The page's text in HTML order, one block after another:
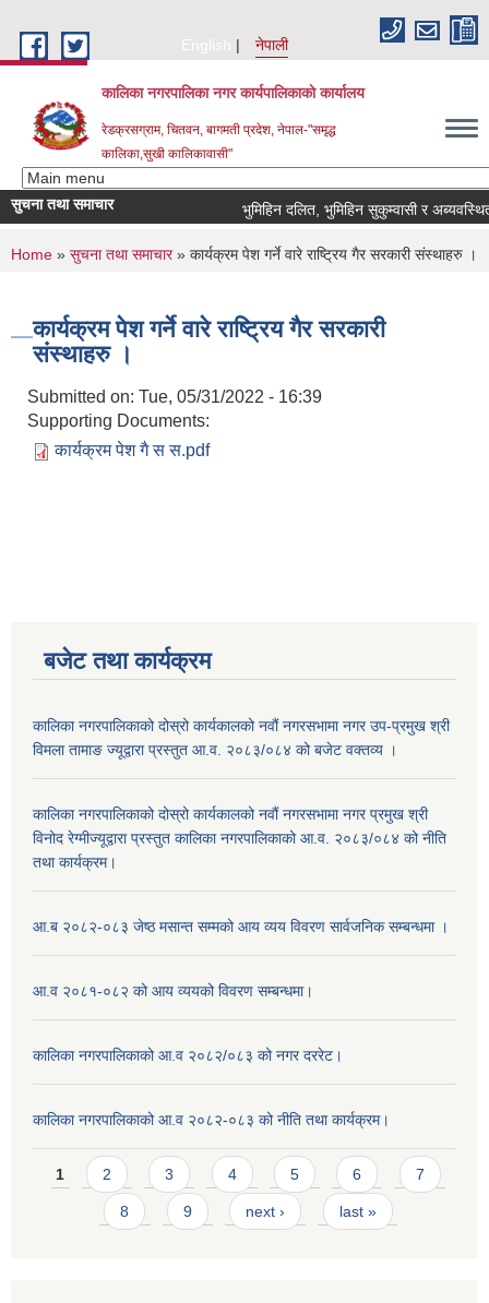
English
नेपाली
कालिका नगरपालिका नगर कार्यपालिकाकाे कार्यालय
रेडक्रसग्राम, चितवन, बागमती प्रदेश, नेपाल-"समृद्ध
कालिका,सुखी कालिकावासी"
सुचना तथा समाचार भुमिहिन दलित, भुमिहिन सुकुम्वासी र अब्यवस्थित
You are here
Home » सुचना तथा समाचार» कार्यक्रम पेश गर्ने वारे राष्ट्रिय गैर सरकारी संस्थाहरु ।
कार्यक्रम पेश गर्ने वारे राष्ट्रिय गैर सरकारी
संस्थाहरु ।
Submitted on: Tue, 05/31/2022 - 16:39
Supporting Documents:
कार्यक्रम पेश गै स स.pdf
बजेट तथा कार्यक्रम
कालिका नगरपालिकाको दोस्रो कार्यकालको नवौं नगरसभामा नगर उप-प्रमुख श्री
विमला तामाङ ज्यूद्वारा प्रस्तुत आ.व. २०८३/०८४ को बजेट वक्तव्य ।
कालिका नगरपालिकाको दोस्रो कार्यकालको नवौं नगरसभामा नगर प्रमुख श्री
विनोद रेग्मीज्यूद्वारा प्रस्तुत कालिका नगरपालिकाको आ.व. २०८३/०८४ को नीति
तथा कार्यक्रम।
आ.ब २०८२-०८३ जेष्ठ मसान्त सम्मको आय व्यय विवरण सार्वजनिक सम्बन्धमा ।
आ.व २०८१-०८२ को आय व्ययको विवरण सम्बन्धमा।
कालिका नगरपालिकाको आ.व २०८२/०८३ को नगर दररेट।
कालिका नगरपालिकाको आ.व २०८२-०८३ को नीति तथा कार्यक्रम।
Pages
1 2 3 4 5 6 7
8 9 next › last »